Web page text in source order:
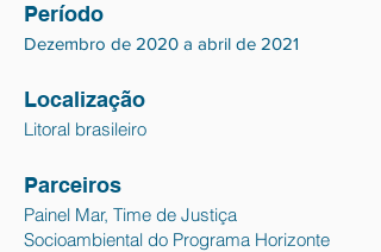
Período
Dezembro de 2020 a abril de 2021
Localização
Litoral brasileiro
Parceiros
Painel Mar, Time de Justiça
Socioambiental do Programa Horizonte